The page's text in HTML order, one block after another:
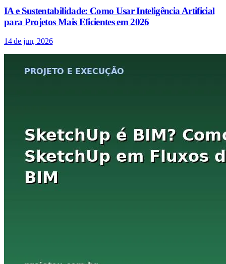
IA e Sustentabilidade: Como Usar Inteligência Artificial
para Projetos Mais Eficientes em 2026
14 de jun, 2026